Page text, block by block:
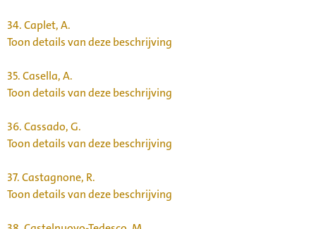
34.Caplet, A.
Toon details van deze beschrijving
35.Casella, A.
Toon details van deze beschrijving
36.Cassado, G.
Toon details van deze beschrijving
37.Castagnone, R.
Toon details van deze beschrijving